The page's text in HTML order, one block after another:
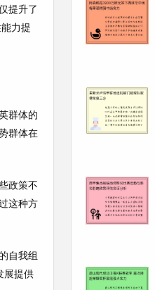
提升了
力提
群体的
群体在
政策不
这种方
自我组
展提供